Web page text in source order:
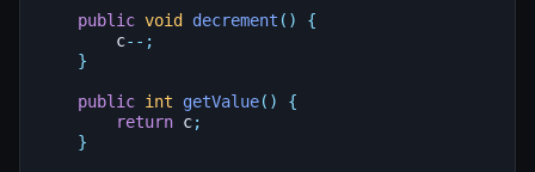
public void decrement ()
{
c-- ;
}
public int getValue()
{
return c;
}